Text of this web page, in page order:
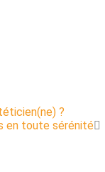
?
en toute sérénité